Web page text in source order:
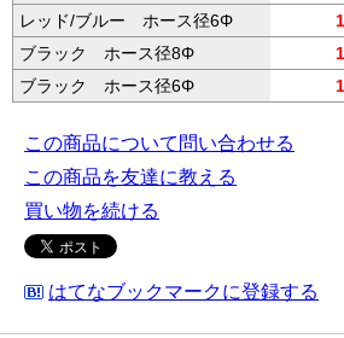
レッド/ブルー ホース径6Φ
ブラック ホース径8Φ
ブラック ホース径6Φ
この商品について問い合わせる
この商品を友達に教える
買い物を続ける
はてなブックマークに登録する